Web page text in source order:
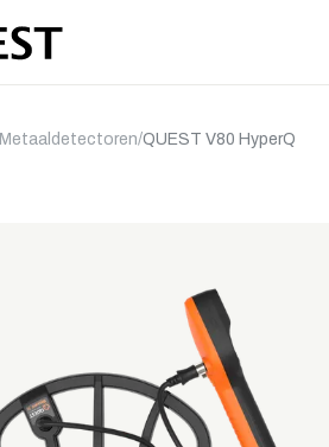
Metaaldetectoren/QUEST V80 HyperQ